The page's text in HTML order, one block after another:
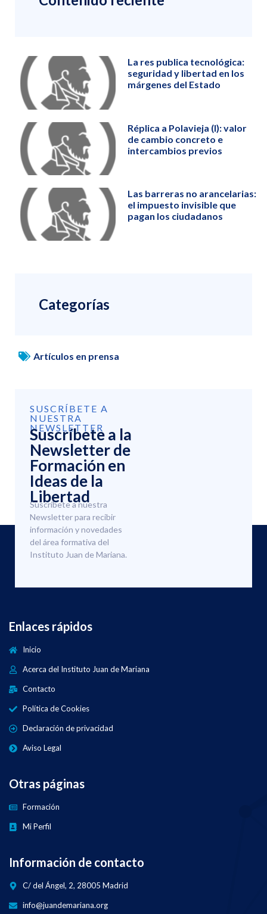
La res publica tecnológica:
seguridad y libertad en los
márgenes del Estado
Réplica a Polavieja (I): valor
de cambio concreto e
intercambios previos
Las barreras no arancelarias:
el impuesto invisible que
pagan los ciudadanos
Categorías
Artículos en prensa
SUSCRÍBETE A
NUESTRA
NEWSLETTER
Suscríbete a la
Newsletter de
Formación en
Ideas de la
Libertad
Suscríbete a nuestra
Newsletter para recibir
información y novedades
del área formativa del
Instituto Juan de Mariana.
Enlaces rápidos
Inicio
Acerca del Instituto Juan de Mariana
Contacto
Política de Cookies
Declaración de privacidad
Aviso Legal
Otras páginas
Formación
Mi Perfil
Información de contacto
C/ del Ángel, 2, 28005 Madrid
info@juandemariana.org